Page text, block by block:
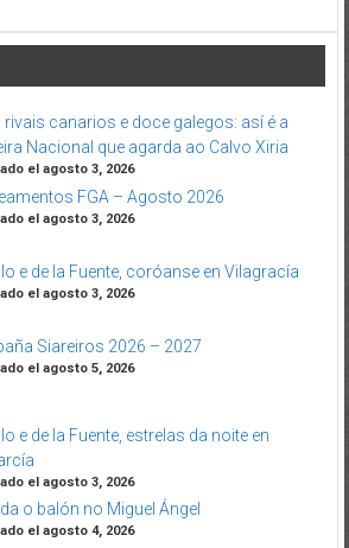
rivais canarios e doce galegos: así é a
Nacional que agarda ao Calvo Xiria
el agosto 3, 2026
FGA – Agosto 2026
el agosto 3, 2026
e de la Fuente, coróanse en Vilagracía
el agosto 3, 2026
Siareiros 2026 – 2027
el agosto 5, 2026
e de la Fuente, estrelas da noite en
el agosto 3, 2026
o balón no Miguel Ángel
el agosto 4, 2026